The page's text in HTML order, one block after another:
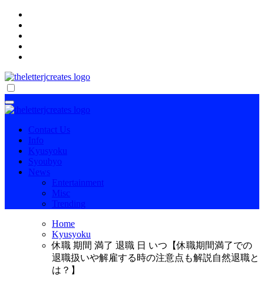
Skip
content
傷病手当金を確実に受け取る方法
Contact Us
Info
Kyusyoku
Syoubyo
News
Entertainment
Misc
Trending
Home
Kyusyoku
休職 期間 満了 退職 日 いつ【休職期間満了での
退職扱いや解雇する時の注意点も解説自然退職と
は？】